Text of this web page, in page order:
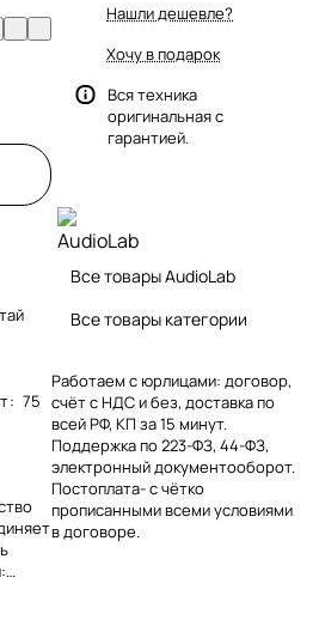
: 75
Нашли дешевле?
Хочу в подарок
Вся техника
оригинальная с
гарантией.
Все товары AudioLab
Все товары категории
Работаем с юрлицами: договор,
счёт с НДС и без, доставка по
всей РФ, КП за 15 минут.
Поддержка по 223-ФЗ, 44-ФЗ,
электронный документооборот.
Постоплата- с чётко
прописанными всеми условиями
в договоре.